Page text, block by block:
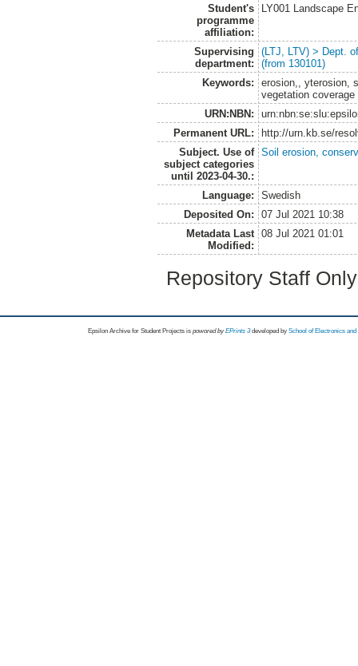
Student's
programme
affiliation:
LY001 Landscape
Supervising
department:
(LTJ, LTV) > Dept.
(from 130101)
Keywords:
erosion,, yterosion,
vegetation coverage
URN:NBN:
Permanent URL:
http://urn.kb.se/
Subject. Use of
subject categories
until 2023-04-30.:
Soil erosion,
Language:
Swedish
Deposited On:
07 Jul 2021 10:38
Metadata Last
Modified:
08 Jul 2021 01:01
Repository Staff
Epsilon Archive for Student Projects is powored byEPrints 3 developed by School of Electronics